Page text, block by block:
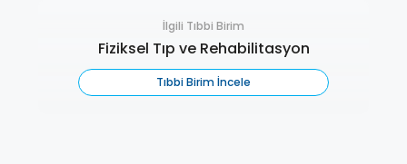
İlgili Tıbbi Birim
Fiziksel Tıp ve Rehabilitasyon
Tıbbi Birim İncele